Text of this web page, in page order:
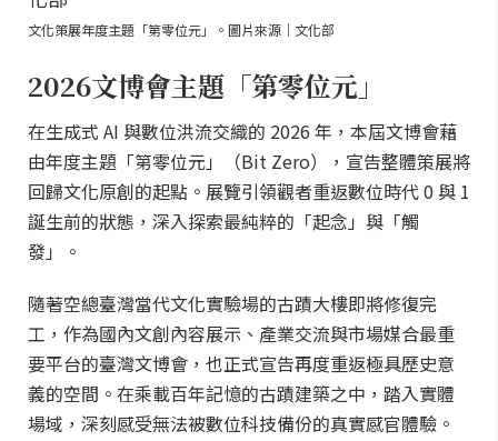
文化策展年度主題「第零位元」。圖片來源｜文化部
2026文博會主題「第零位元」
在生成式 AI 與數位洪流交織的 2026 年，本屆文博會藉
由年度主題「第零位元」（Bit Zero），宣告整體策展將
回歸文化原創的起點。展覽引領觀者重返數位時代 0 與 1
誕生前的狀態，深入探索最純粹的「起念」與「觸
發」。
隨著空總臺灣當代文化實驗場的古蹟大樓即將修復完
工，作為國內文創內容展示、產業交流與市場媒合最重
要平台的臺灣文博會，也正式宣告再度重返極具歷史意
義的空間。在乘載百年記憶的古蹟建築之中，踏入實體
場域，深刻感受無法被數位科技備份的真實感官體驗。